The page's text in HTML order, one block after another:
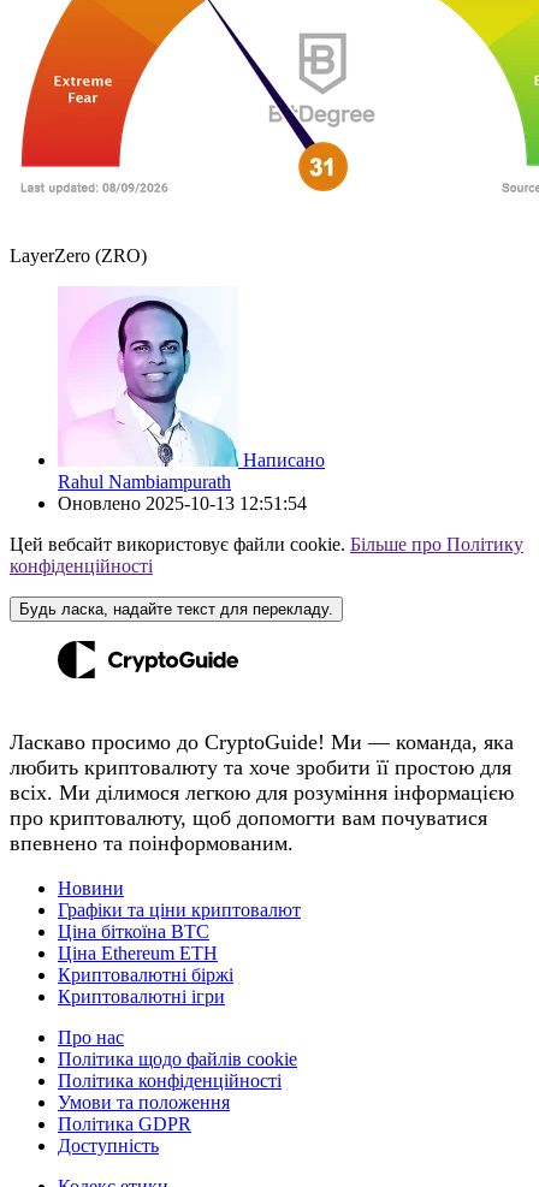
LayerZero (ZRO)
Написано
Rahul Nambiampurath
Оновлено 2025-10-13 12:51:54
Цей вебсайт використовує файли cookie. Більше про Політику
конфіденційності
Будь ласка, надайте текст для перекладу.
Ласкаво просимо до CryptoGuide! Ми — команда, яка
любить криптовалюту та хоче зробити її простою для
всіх. Ми ділимося легкою для розуміння інформацією
про криптовалюту, щоб допомогти вам почуватися
впевнено та поінформованим.
Новини
Графіки та ціни криптовалют
Ціна біткоїна BTC
Ціна Ethereum ETH
Криптовалютні біржі
Криптовалютні ігри
Про нас
Політика щодо файлів cookie
Політика конфіденційності
Умови та положення
Політика GDPR
Доступність